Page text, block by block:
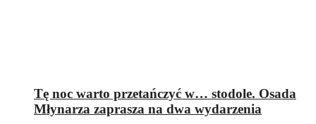
Tę noc warto przetańczyć w… stodole. Osada
Młynarza zaprasza na dwa wydarzenia